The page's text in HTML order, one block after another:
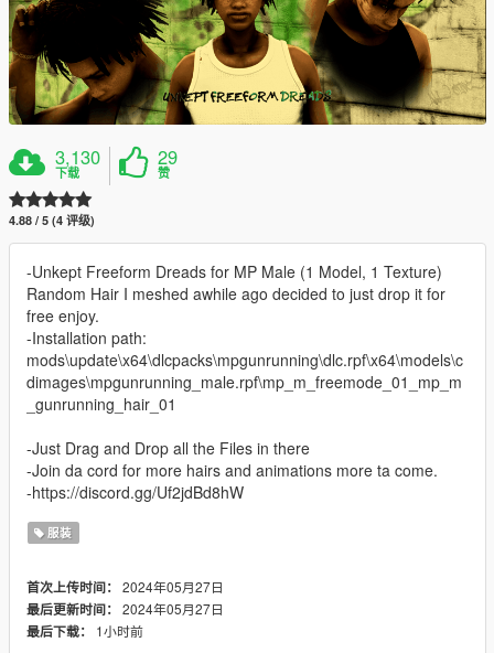
3,130
下载
29
赞
4.88 / 5 (4 评级)
-Unkept Freeform Dreads for MP Male (1 Model, 1 Texture)
Random Hair I meshed awhile ago decided to just drop it for
free enjoy.
-Installation path:
mods\update\x64\dlcpacks\mpgunrunning\dlc.rpf\x64\models\c
dimages\mpgunrunning_male.rpf\mp_m_freemode_01_mp_m
_gunrunning_hair_01
-Just Drag and Drop all the Files in there
-Join da cord for more hairs and animations more ta come.
-https://discord.gg/Uf2jdBd8hW
服装
首次上传时间： 2024年05月27日
最后更新时间： 2024年05月27日
最后下载：
1小时前